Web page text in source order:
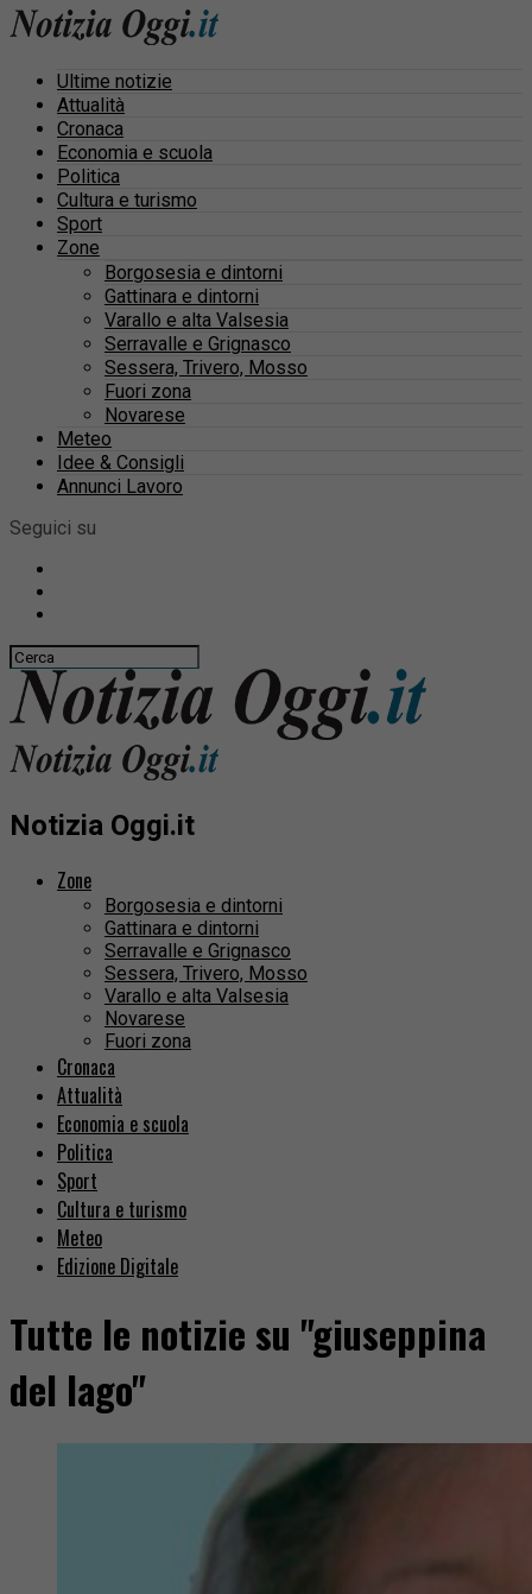
Ultime notizie
Attualità
Cronaca
Economia e scuola
Politica
Cultura e turismo
Sport
Zone
Borgosesia e dintorni
Gattinara e dintorni
Varallo e alta Valsesia
Serravalle e Grignasco
Sessera, Trivero, Mosso
Fuori zona
Novarese
Meteo
Idee & Consigli
Annunci Lavoro
Seguici su
Notizia Oggi.it
Zone
Borgosesia e dintorni
Gattinara e dintorni
Serravalle e Grignasco
Sessera, Trivero, Mosso
Varallo e alta Valsesia
Novarese
Fuori zona
Cronaca
Attualità
Economia e scuola
Politica
Sport
Cultura e turismo
Meteo
Edizione Digitale
Tutte le notizie su "giuseppina
del lago"